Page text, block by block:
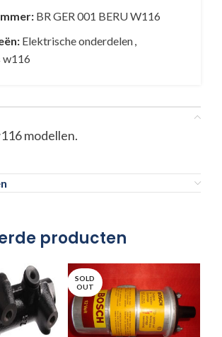
BR GER 001 BERU W116
Elektrische onderdelen,
w116
modellen.
producten
SOLD
OUT